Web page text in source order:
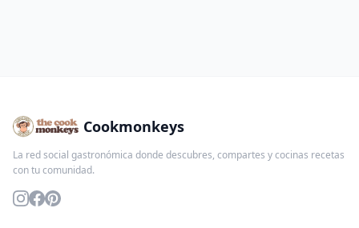
Cookmonkeys
La red social gastronómica donde descubres, compartes y cocinas recetas
con tu comunidad.